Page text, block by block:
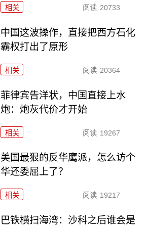
相关 阅读 20733
中国这波操作，直接把西方石化
霸权打出了原形
相关 阅读 20364
菲律宾告洋状，中国直接上水
炮：炮灰代价才开始
相关 阅读 19267
美国最狠的反华鹰派，怎么访个
华还委屈上了？
相关 阅读 19217
巴铁横扫海湾：沙科之后谁会是